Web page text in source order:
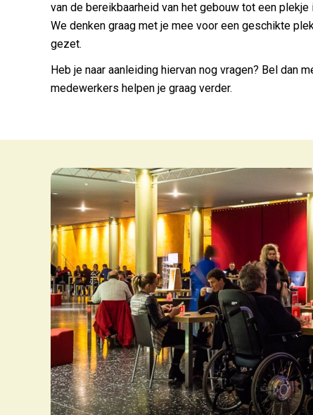
van de bereikbaarheid van het gebouw tot een
We denken graag met je mee voor een geschikte
gezet.
Heb je naar aanleiding hiervan nog vragen? Bel dan
medewerkers helpen je graag verder.
Mis